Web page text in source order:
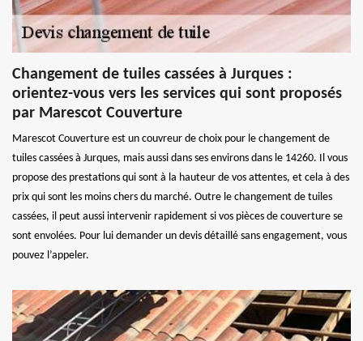
Changement de tuiles cassées à Jurques :
orientez-vous vers les services qui sont proposés
par Marescot Couverture
Marescot Couverture est un couvreur de choix pour le changement de
tuiles cassées à Jurques, mais aussi dans ses environs dans le 14260. Il vous
propose des prestations qui sont à la hauteur de vos attentes, et cela à des
prix qui sont les moins chers du marché. Outre le changement de tuiles
cassées, il peut aussi intervenir rapidement si vos pièces de couverture se
sont envolées. Pour lui demander un devis détaillé sans engagement, vous
pouvez l’appeler.